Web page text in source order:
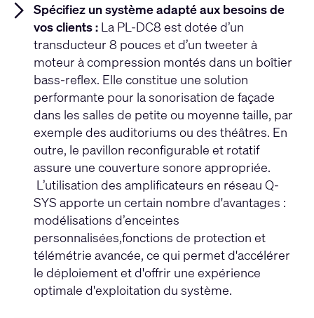
Spécifiez un système adapté aux besoins de
vos clients : La PL-DC8 est dotée d’un
transducteur 8 pouces et d’un tweeter à
moteur à compression montés dans un boîtier
bass-reflex. Elle constitue une solution
performante pour la sonorisation de façade
dans les salles de petite ou moyenne taille, par
exemple des auditoriums ou des théâtres. En
outre, le pavillon reconfigurable et rotatif
assure une couverture sonore appropriée.
L’utilisation des amplificateurs en réseau Q-
SYS apporte un certain nombre d'avantages :
modélisations d’enceintes
personnalisées,fonctions de protection et
télémétrie avancée, ce qui permet d'accélérer
le déploiement et d'offrir une expérience
optimale d'exploitation du système.